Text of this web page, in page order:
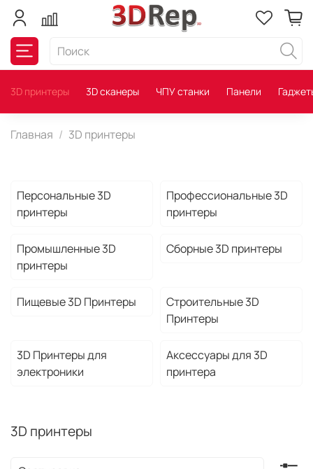
3D принтеры 3D сканеры ЧПУ станки Панели
Главная 3D принтеры
Персональные 3D
принтеры
Профессиональные 3D
принтеры
Промышленные 3D
принтеры
Сборные 3D принтеры
Пищевые 3D Принтеры
Строительные 3D
Принтеры
3D Принтеры для
электроники
Аксессуaры для 3D
принтера
3D принтеры